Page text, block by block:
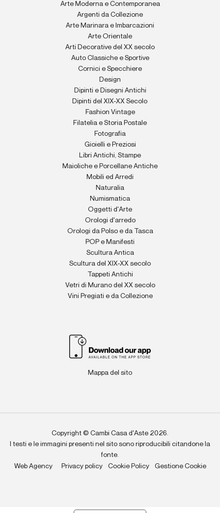
Arte Moderna e Contemporanea
Argenti da Collezione
Arte Marinara e Imbarcazioni
Arte Orientale
Arti Decorative del XX secolo
Auto Classiche e Sportive
Cornici e Specchiere
Design
Dipinti e Disegni Antichi
Dipinti del XIX-XX Secolo
Fashion Vintage
Filatelia e Storia Postale
Fotografia
Gioielli e Preziosi
Libri Antichi, Stampe
Maioliche e Porcellane Antiche
Mobili ed Arredi
Naturalia
Numismatica
Oggetti d'Arte
Orologi d'arredo
Orologi da Polso e da Tasca
POP e Manifesti
Scultura Antica
Scultura del XIX-XX secolo
Tappeti Antichi
Vetri di Murano del XX secolo
Vini Pregiati e da Collezione
Mappa del sito
Copyright © Cambi Casa d'Aste 2026.
I testi e le immagini presenti nel sito sono riproducibili citandone la
fonte.
Web Agency
Privacy policy Cookie Policy Gestione Cookie